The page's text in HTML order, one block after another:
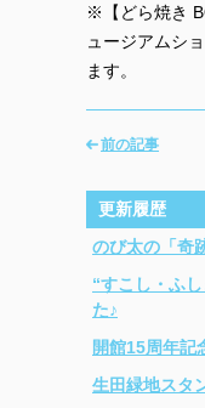
※【どら焼き
ュージアムシ
ます。
前の記事
更新履歴
のび太の「奇
“すこし・ふ
た♪
開館15周年記
生田緑地スタ